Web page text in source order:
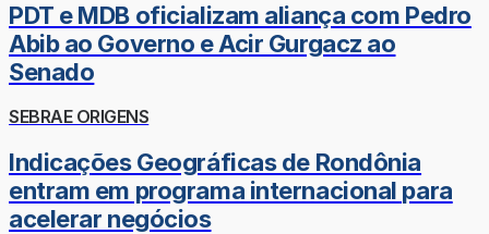
PDT e MDB oficializam aliança com Pedro
Abib ao Governo e Acir Gurgacz ao
Senado
SEBRAE ORIGENS
Indicações Geográficas de Rondônia
entram em programa internacional para
acelerar negócios